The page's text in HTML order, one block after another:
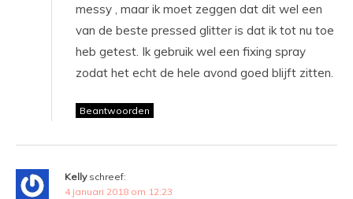
messy , maar ik moet zeggen dat dit wel een
van de beste pressed glitter is dat ik tot nu toe
heb getest. Ik gebruik wel een fixing spray
zodat het echt de hele avond goed blijft zitten.
Beantwoorden
Kelly schreef:
4 januari 2018 om 12:23